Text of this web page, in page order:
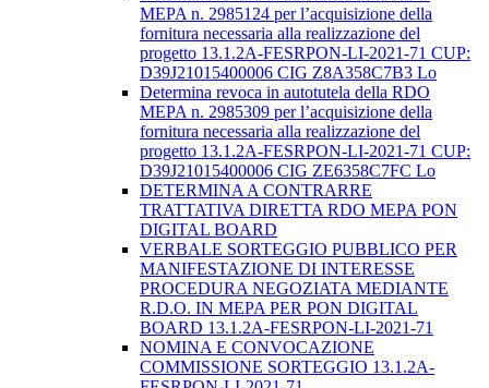
MEPA n. 2985124 per l’acquisizione della
fornitura necessaria alla realizzazione del
progetto 13.1.2A-FESRPON-LI-2021-71 CUP:
D39J21015400006 CIG Z8A358C7B3 Lo
Determina revoca in autotutela della RDO
MEPA n. 2985309 per l’acquisizione della
fornitura necessaria alla realizzazione del
progetto 13.1.2A-FESRPON-LI-2021-71 CUP:
D39J21015400006 CIG ZE6358C7FC Lo
DETERMINA A CONTRARRE
TRATTATIVA DIRETTA RDO MEPA PON
DIGITAL BOARD
VERBALE SORTEGGIO PUBBLICO PER
MANIFESTAZIONE DI INTERESSE
PROCEDURA NEGOZIATA MEDIANTE
R.D.O. IN MEPA PER PON DIGITAL
BOARD 13.1.2A-FESRPON-LI-2021-71
NOMINA E CONVOCAZIONE
COMMISSIONE SORTEGGIO 13.1.2A-